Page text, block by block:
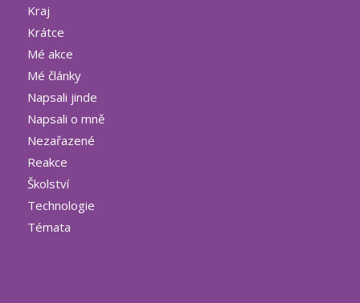
Kraj
Krátce
Mé akce
Mé články
Napsali jinde
Napsali o mně
Nezařazené
Reakce
Školství
Technologie
Témata